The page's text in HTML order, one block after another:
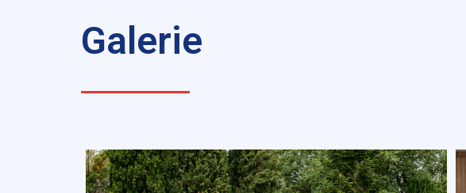
Galerie